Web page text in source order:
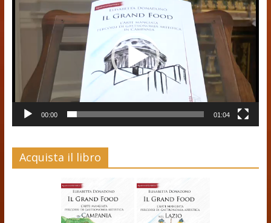
00:00 01:04
Acquista il libro